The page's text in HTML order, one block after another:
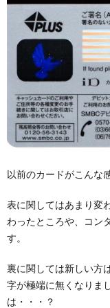
以前のカードがこんな
表に関してはあまり変
わったところや、コン
す。
裏に関しては新しい方
字が極端に無くなりま
は・・・？